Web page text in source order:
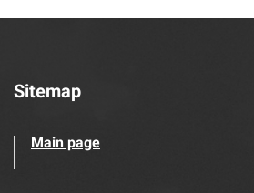
Sitemap
Main page